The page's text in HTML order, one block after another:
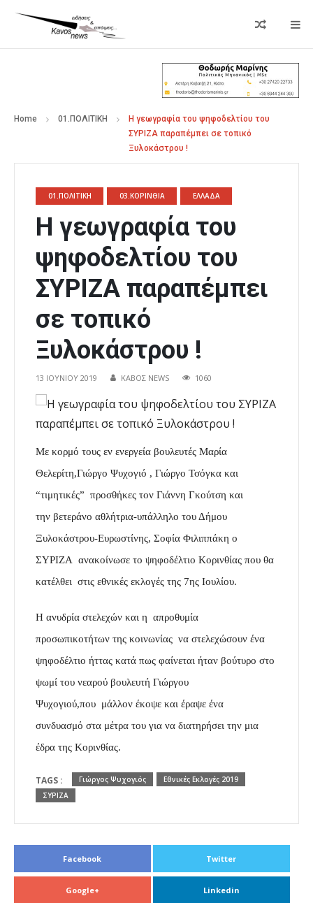
Home 01.ΠΟΛΙΤΙΚΗ
H γεωγραφία του ψηφοδελτίου του
ΣΥΡΙΖΑ παραπέμπει σε τοπικό
Ξυλοκάστρου !
01.ΠΟΛΙΤΙΚΗ 03.ΚΟΡΙΝΘΙΑ ΕΛΛΑΔΑ
H γεωγραφία του
ψηφοδελτίου του
ΣΥΡΙΖΑ παραπέμπει
σε τοπικό
Ξυλοκάστρου !
13 ΙΟΥΝΊΟΥ 2019 ΚΑΒΟΣ NEWS 1060
Με κορμό τους εν ενεργεία βουλευτές Μαρία
Θελερίτη,Γιώργο Ψυχογιό , Γιώργο Τσόγκα και
“τιμητικές” προσθήκες τον Γιάννη Γκούτση και
την βετεράνο αθλήτρια-υπάλληλο του Δήμου
Ξυλοκάστρου-Ευρωστίνης, Σοφία Φιλιππάκη ο
ΣΥΡΙΖΑ ανακοίνωσε το ψηφοδέλτιο Κορινθίας που θα
κατέλθει στις εθνικές εκλογές της 7ης Ιουλίου.
Η ανυδρία στελεχών και η απροθυμία
προσωπικοτήτων της κοινωνίας να στελεχώσουν ένα
ψηφοδέλτιο ήττας κατά πως φαίνεται ήταν βούτυρο στο
ψωμί του νεαρού βουλευτή Γιώργου
Ψυχογιού,που μάλλον έκοψε και έραψε ένα
συνδυασμό στα μέτρα του για να διατηρήσει την μια
έδρα της Κορινθίας.
TAGS : Γιώργος Ψυχογιός
Εθνικές Εκλογές 2019
ΣΥΡΙΖΑ
Facebook Twitter
Google+ Linkedin